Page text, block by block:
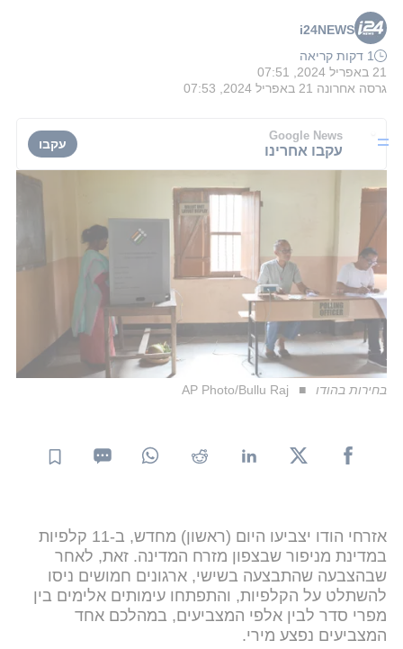
i24NEWS
1 דקות קריאה
21 באפריל 2024, 07:51
גרסה אחרונה 21 באפריל 2024, 07:53
Google News
עקבו אחרינו עקבו
בחירות בהודו AP Photo/Bullu Raj
אזרחי הודו יצביעו היום (ראשון) מחדש, ב-11 קלפיות
במדינת מניפור שבצפון מזרח המדינה. זאת, לאחר
שבהצבעה שהתבצעה בשישי, ארגונים חמושים ניסו
להשתלט על הקלפיות, והתפתחו עימותים אלימים בין
מפרי סדר לבין אלפי המצביעים, במהלכם אחד
המצביעים נפצע מירי.